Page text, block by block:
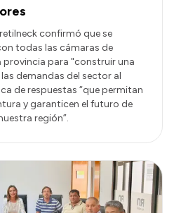
confirmó que se
todas las cámaras de
para "construir una
demandas del sector al
de respuestas “que permitan
y garanticen el futuro de
región”.